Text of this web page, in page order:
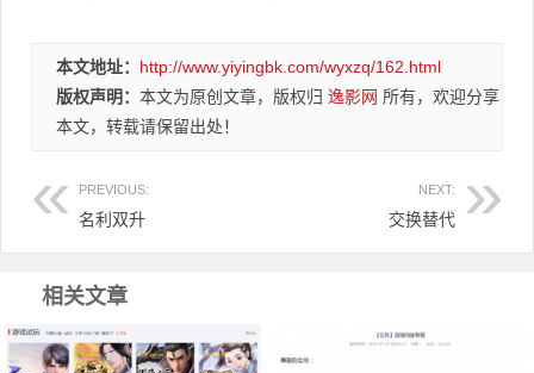
本文地址： http://www.yiyingbk.com/wyxzq/162.html
版权声明： 本文为原创文章，版权归 逸影网 所有，欢迎分享
本文，转载请保留出处！
PREVIOUS:
名利双升
NEXT:
交换替代
相关文章